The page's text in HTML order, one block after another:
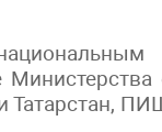
Татарстан,